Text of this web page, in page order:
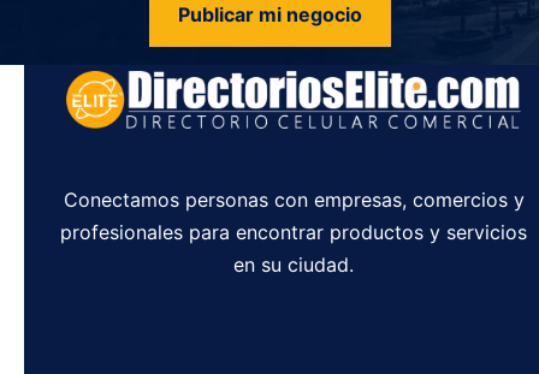
Publicar mi negocio
Conectamos personas con empresas, comercios y
profesionales para encontrar productos y servicios
en su ciudad.